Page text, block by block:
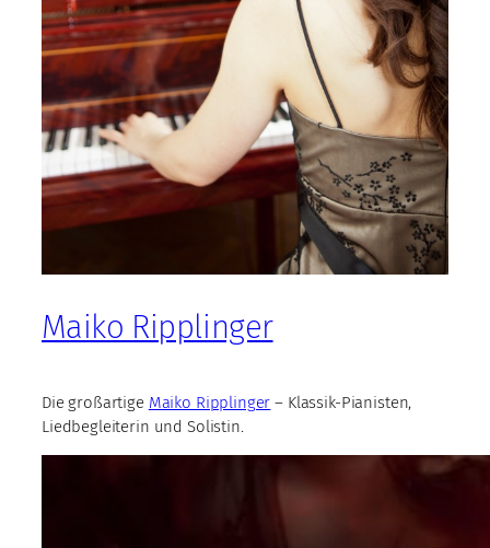
Maiko Ripplinger
Die großartige Maiko Ripplinger – Klassik-Pianisten,
Liedbegleiterin und Solistin.